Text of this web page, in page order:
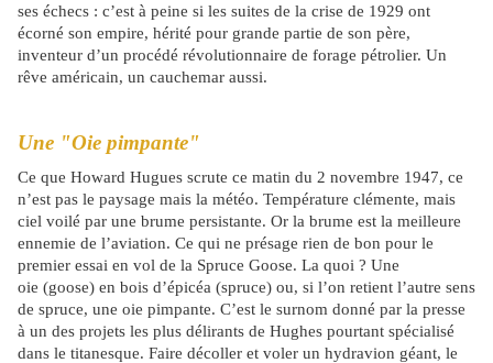
ses échecs : c’est à peine si les suites de la crise de 1929 ont
écorné son empire, hérité pour grande partie de son père,
inventeur d’un procédé révolutionnaire de forage pétrolier. Un
rêve américain, un cauchemar aussi.
Une "Oie pimpante"
Ce que Howard Hugues scrute ce matin du 2 novembre 1947, ce
n’est pas le paysage mais la météo. Température clémente, mais
ciel voilé par une brume persistante. Or la brume est la meilleure
ennemie de l’aviation. Ce qui ne présage rien de bon pour le
premier essai en vol de la Spruce Goose. La quoi ? Une
oie (goose) en bois d’épicéa (spruce) ou, si l’on retient l’autre sens
de spruce, une oie pimpante. C’est le surnom donné par la presse
à un des projets les plus délirants de Hughes pourtant spécialisé
dans le titanesque. Faire décoller et voler un hydravion géant, le